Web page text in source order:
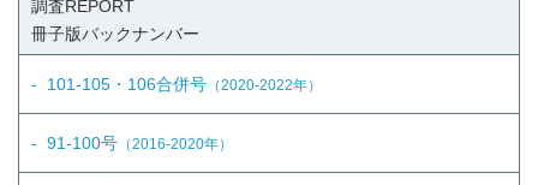
調査REPORT
冊子版バックナンバー
101-105・106合併号 （2020-2022年）
91-100号 （2016-2020年）